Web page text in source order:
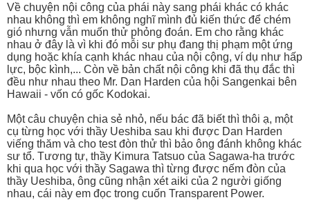
Về chuyện nội công của phái này sang phái khác có khác
nhau không thì em không nghĩ mình đủ kiến thức để chém
gió nhưng vẫn muốn thử phỏng đoán. Em cho rằng khác
nhau ở đây là vì khi đó mỗi sư phụ đang thị phạm một ứng
dụng hoặc khía cạnh khác nhau của nội cộng, ví dụ như hấp
lực, bộc kình,... Còn về bản chất nội công khi đã thụ đắc thì
đều như nhau theo Mr. Dan Harden của hội Sangenkai bên
Hawaii - vốn có gốc Kodokai.
Một câu chuyện chia sẻ nhỏ, nếu bác đã biết thì thôi ạ, một
cụ từng học với thầy Ueshiba sau khi được Dan Harden
viếng thăm và cho test đòn thử thì bảo ông đánh không khác
sư tổ. Tương tự, thầy Kimura Tatsuo của Sagawa-ha trước
khi qua học với thầy Sagawa thì từng được nếm đòn của
thầy Ueshiba, ông cũng nhận xét aiki của 2 người giống
nhau, cái này em đọc trong cuốn Transparent Power.